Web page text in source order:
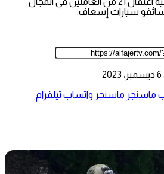
سيارات إسعاف.
ماسنجر ماسنجر واتساب تيلقرام